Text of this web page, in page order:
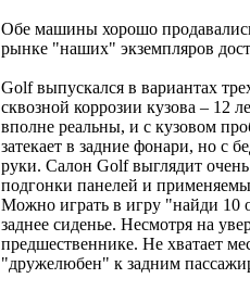
Обе машины хорошо
рынке "наших" экземпляров
Golf выпускался в вариантах
сквозной коррозии кузова – 12
вполне реальны, и с кузовом
затекает в задние фонари, но с
руки. Салон Golf выглядит
подгонки панелей и
Можно играть в игру "найди 10
заднее сиденье. Несмотря на
предшественнике. Не хватает
"дружелюбен" к задним